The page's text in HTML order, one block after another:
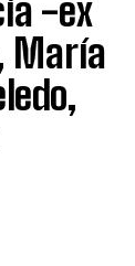
-ex
María